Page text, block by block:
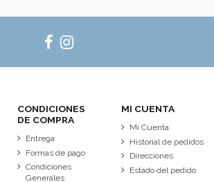
CONDICIONES
DE COMPRA
Entrega
Formas de pago
Condiciones
Generales
MI CUENTA
Mi Cuenta
Historial de pedidos
Direcciones
Estado del pedido